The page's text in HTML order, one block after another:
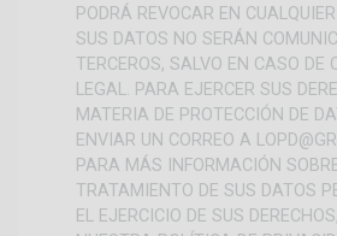
PODRÁ REVOCAR EN
SUS DATOS NO SERÁN
TERCEROS, SALVO EN CASO DE
LEGAL. PARA EJERCER SUS
MATERIA DE PROTECCIÓN DE
ENVIAR UN CORREO A
PARA MÁS INFORMACIÓN
TRATAMIENTO DE SUS DATOS
EL EJERCICIO DE SUS